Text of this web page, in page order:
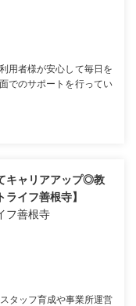
用者様が安心して毎日を
でのサポートを行ってい
キャリアアップ◎教
イフ善根寺】
フ善根寺
タッフ育成や事業所運営